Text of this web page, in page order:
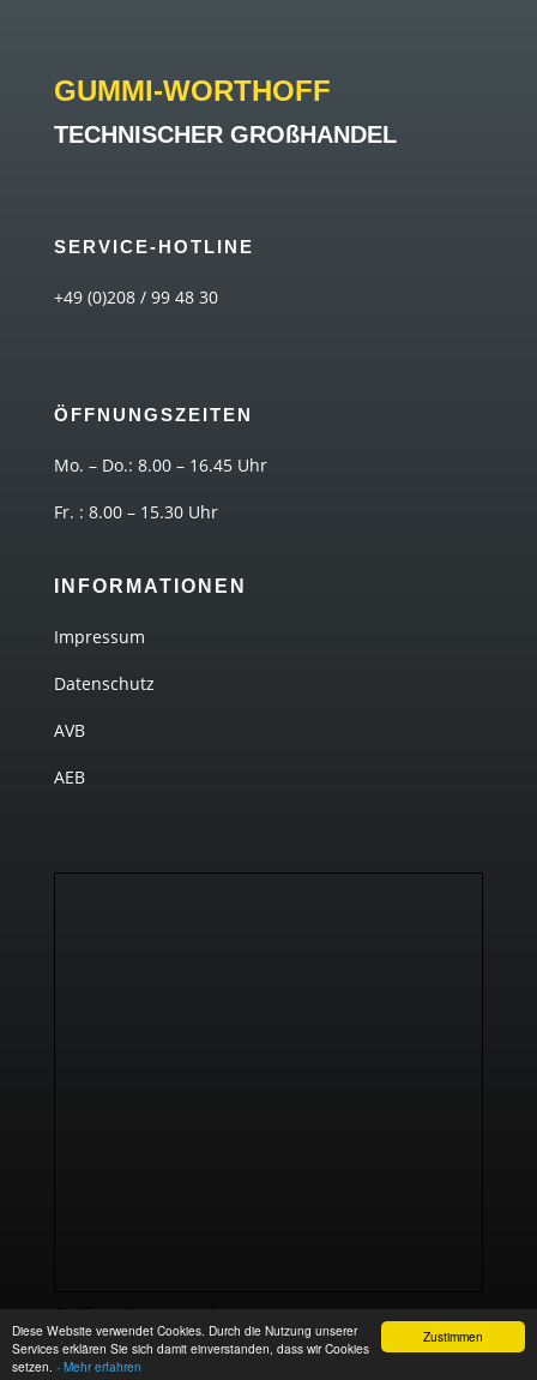
Zustimmen
Diese Website verwendet Cookies. Durch die Nutzung unserer
Services erklären Sie sich damit einverstanden, dass wir Cookies
setzen. - Mehr erfahren
GUMMI-WORTHOFF
TECHNISCHER GROßHANDEL
SERVICE-HOTLINE
+49 (0)208 / 99 48 30
ÖFFNUNGSZEITEN
Mo. – Do.: 8.00 – 16.45 Uhr
Fr. : 8.00 – 15.30 Uhr
INFORMATIONEN
Impressum
Datenschutz
AVB
AEB
Größere Karte anzeigen